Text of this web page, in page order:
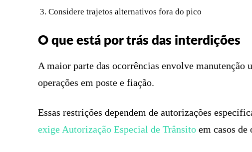
Considere trajetos alternativos fora do pico
O que está por trás das interdições
A maior parte das ocorrências envolve manutenção
operações em poste e fiação.
Essas restrições dependem de autorizações
exige Autorização Especial de Trânsito em casos de